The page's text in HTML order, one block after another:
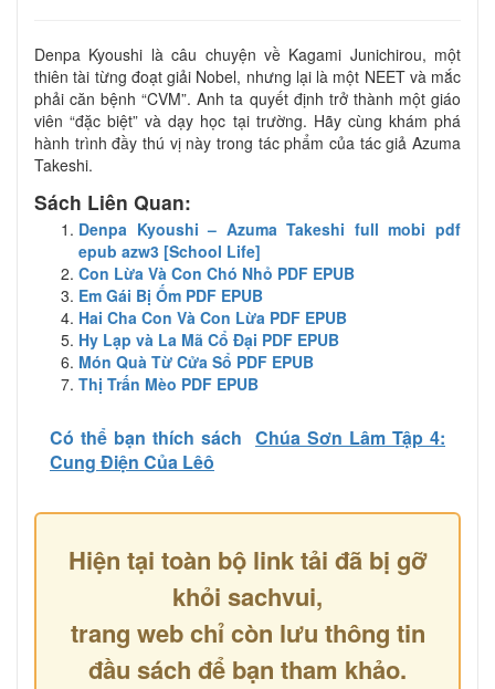
Denpa Kyoushi là câu chuyện về Kagami Junichirou, một
thiên tài từng đoạt giải Nobel, nhưng lại là một NEET và mắc
phải căn bệnh “CVM”. Anh ta quyết định trở thành một giáo
viên “đặc biệt” và dạy học tại trường. Hãy cùng khám phá
hành trình đầy thú vị này trong tác phẩm của tác giả Azuma
Takeshi.
Sách Liên Quan:
Denpa Kyoushi – Azuma Takeshi full mobi pdf
epub azw3 [School Life]
Con Lừa Và Con Chó Nhỏ PDF EPUB
Em Gái Bị Ốm PDF EPUB
Hai Cha Con Và Con Lừa PDF EPUB
Hy Lạp và La Mã Cổ Đại PDF EPUB
Món Quà Từ Cửa Sổ PDF EPUB
Thị Trấn Mèo PDF EPUB
Có thể bạn thích sách Chúa Sơn Lâm Tập 4:
Cung Điện Của Lêô
Hiện tại toàn bộ link tải đã bị gỡ
khỏi sachvui,
trang web chỉ còn lưu thông tin
đầu sách để bạn tham khảo.